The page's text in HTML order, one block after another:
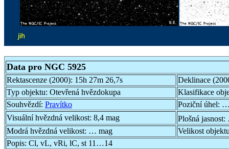
Data pro NGC 5925
Rektascenze (2000): 15h 27m 26,7s
Deklinace
Typ objektu: Otevřená hvězdokupa
Klasifikace
Souhvězdí: Pravítko Poziční úhel: …
Visuální hvězdná velikost: 8,4 mag Plošná jasnost:
Modrá hvězdná velikost: … mag
Velikost
Popis: Cl, vL, vRi, lC, st 11…14